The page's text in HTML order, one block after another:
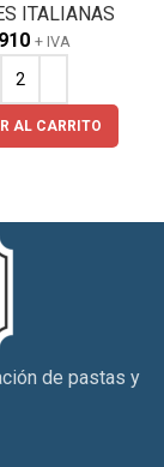
ITALIANAS
+ IVA
AL CARRITO
de pastas y